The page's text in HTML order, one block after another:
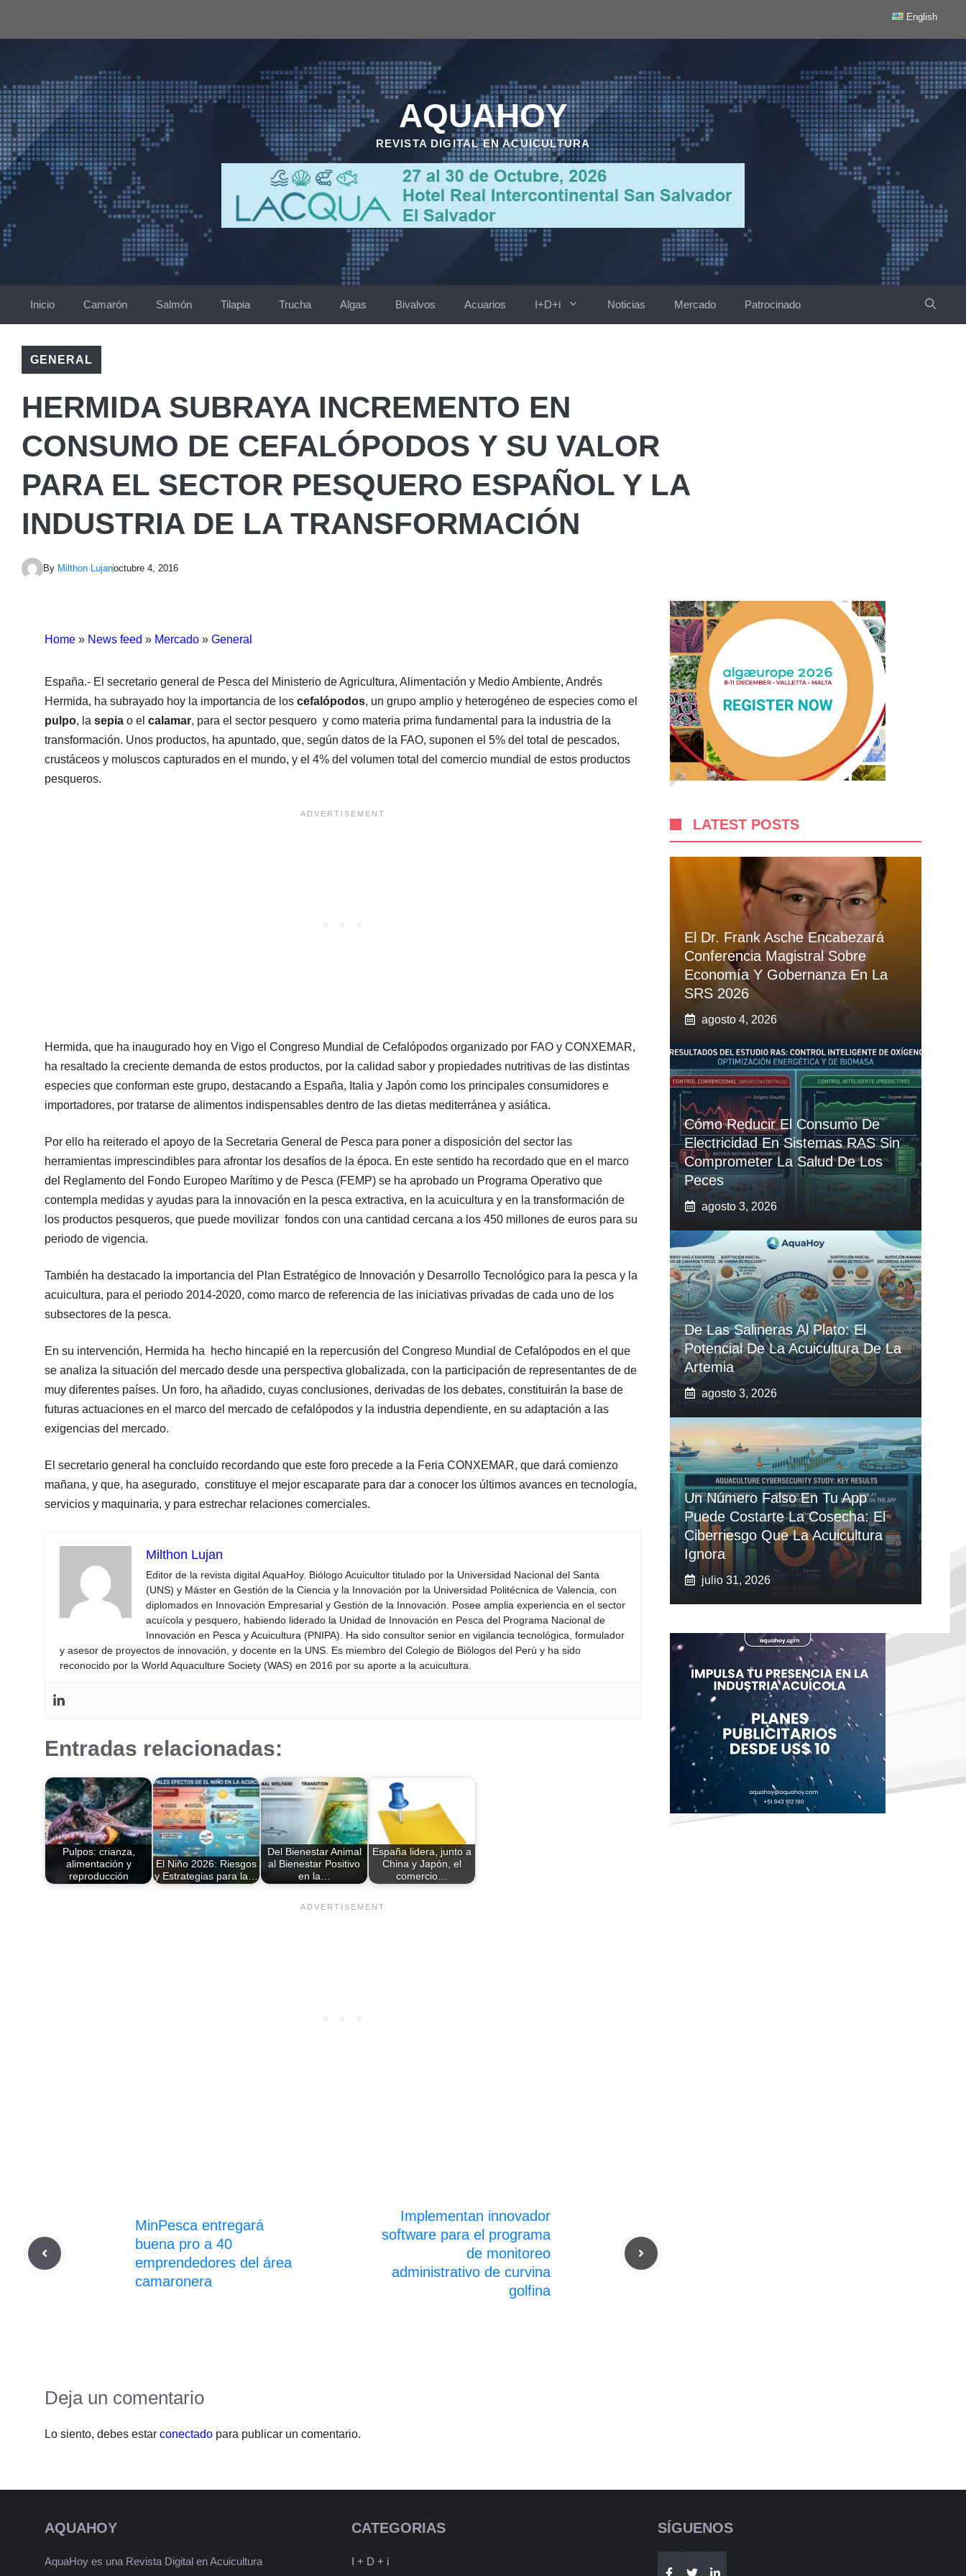
English
AQUAHOY
REVISTA DIGITAL EN ACUICULTURA
Inicio Camarón Salmón Tilapia Trucha Algas Bivalvos Acuarios I+D+i Noticias Mercado Patrocinado
GENERAL
HERMIDA SUBRAYA INCREMENTO EN
CONSUMO DE CEFALÓPODOS Y SU VALOR
PARA EL SECTOR PESQUERO ESPAÑOL Y LA
INDUSTRIA DE LA TRANSFORMACIÓN
By Milthon Lujanoctubre 4, 2016
Home » News feed » Mercado » General
España.- El secretario general de Pesca del Ministerio de Agricultura, Alimentación y Medio Ambiente, Andrés
Hermida, ha subrayado hoy la importancia de los cefalópodos, un grupo amplio y heterogéneo de especies como el
pulpo, la sepia o el calamar, para el sector pesquero y como materia prima fundamental para la industria de la
transformación. Unos productos, ha apuntado, que, según datos de la FAO, suponen el 5% del total de pescados,
crustáceos y moluscos capturados en el mundo, y el 4% del volumen total del comercio mundial de estos productos
pesqueros.
Hermida, que ha inaugurado hoy en Vigo el Congreso Mundial de Cefalópodos organizado por FAO y CONXEMAR,
ha resaltado la creciente demanda de estos productos, por la calidad sabor y propiedades nutritivas de las distintas
especies que conforman este grupo, destacando a España, Italia y Japón como los principales consumidores e
importadores, por tratarse de alimentos indispensables dentro de las dietas mediterránea y asiática.
Por ello ha reiterado el apoyo de la Secretaria General de Pesca para poner a disposición del sector las
herramientas imprescindibles para afrontar los desafíos de la época. En este sentido ha recordado que en el marco
del Reglamento del Fondo Europeo Marítimo y de Pesca (FEMP) se ha aprobado un Programa Operativo que
contempla medidas y ayudas para la innovación en la pesca extractiva, en la acuicultura y en la transformación de
los productos pesqueros, que puede movilizar fondos con una cantidad cercana a los 450 millones de euros para su
periodo de vigencia.
También ha destacado la importancia del Plan Estratégico de Innovación y Desarrollo Tecnológico para la pesca y la
acuicultura, para el periodo 2014-2020, como marco de referencia de las iniciativas privadas de cada uno de los
subsectores de la pesca.
En su intervención, Hermida ha hecho hincapié en la repercusión del Congreso Mundial de Cefalópodos en el que
se analiza la situación del mercado desde una perspectiva globalizada, con la participación de representantes de de
muy diferentes países. Un foro, ha añadido, cuyas conclusiones, derivadas de los debates, constituirán la base de
futuras actuaciones en el marco del mercado de cefalópodos y la industria dependiente, en su adaptación a las
exigencias del mercado.
El secretario general ha concluido recordando que este foro precede a la Feria CONXEMAR, que dará comienzo
mañana, y que, ha asegurado, constituye el mejor escaparate para dar a conocer los últimos avances en tecnología,
servicios y maquinaria, y para estrechar relaciones comerciales.
Milthon Lujan
Editor de la revista digital AquaHoy. Biólogo Acuicultor titulado por la Universidad Nacional del Santa
(UNS) y Máster en Gestión de la Ciencia y la Innovación por la Universidad Politécnica de Valencia, con
diplomados en Innovación Empresarial y Gestión de la Innovación. Posee amplia experiencia en el sector
acuícola y pesquero, habiendo liderado la Unidad de Innovación en Pesca del Programa Nacional de
Innovación en Pesca y Acuicultura (PNIPA). Ha sido consultor senior en vigilancia tecnológica, formulador
y asesor de proyectos de innovación, y docente en la UNS. Es miembro del Colegio de Biólogos del Perú y ha sido
reconocido por la World Aquaculture Society (WAS) en 2016 por su aporte a la acuicultura.
Entradas relacionadas:
Pulpos: crianza,
alimentación y
reproducción
El Niño 2026: Riesgos
y Estrategias para la…
Del Bienestar Animal
al Bienestar Positivo
en la…
España lidera, junto a
China y Japón, el
comercio…
MinPesca entregará
buena pro a 40
emprendedores del área
camaronera
Implementan innovador
software para el programa
de monitoreo
administrativo de curvina
golfina
Deja un comentario
Lo siento, debes estar conectado para publicar un comentario.
LATEST POSTS
El Dr. Frank Asche Encabezará
Conferencia Magistral Sobre
Economía Y Gobernanza En La
SRS 2026
agosto 4, 2026
Cómo Reducir El Consumo De
Electricidad En Sistemas RAS Sin
Comprometer La Salud De Los
Peces
agosto 3, 2026
De Las Salineras Al Plato: El
Potencial De La Acuicultura De La
Artemia
agosto 3, 2026
Un Número Falso En Tu App
Puede Costarte La Cosecha: El
Ciberriesgo Que La Acuicultura
Ignora
julio 31, 2026
AQUAHOY
AquaHoy es una Revista Digital en Acuicultura
CATEGORIAS
I + D + i
SÍGUENOS
Telegram